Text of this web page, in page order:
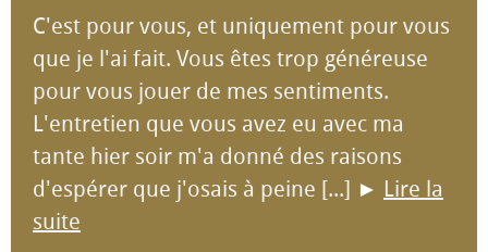
C'est pour vous, et uniquement pour vous
que je l'ai fait. Vous êtes trop généreuse
pour vous jouer de mes sentiments.
L'entretien que vous avez eu avec ma
tante hier soir m'a donné des raisons
d'espérer que j'osais à peine [...] ► Lire la
suite